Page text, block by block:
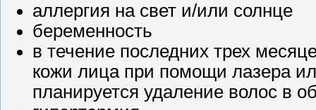
аллергия на свет и/или солнце
беременность
в течение последних трех
кожи лица при помощи лазера
планируется удаление волос в